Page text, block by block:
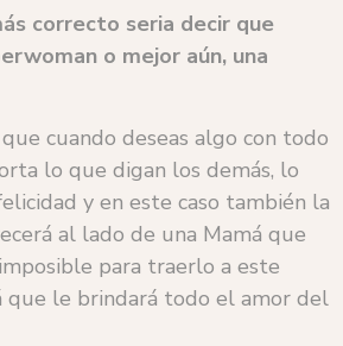
correcto seria decir que
o mejor aún, una
cuando deseas algo con todo
lo que digan los demás, lo
y en este caso también la
al lado de una Mamá que
para traerlo a este
que le brindará todo el amor del